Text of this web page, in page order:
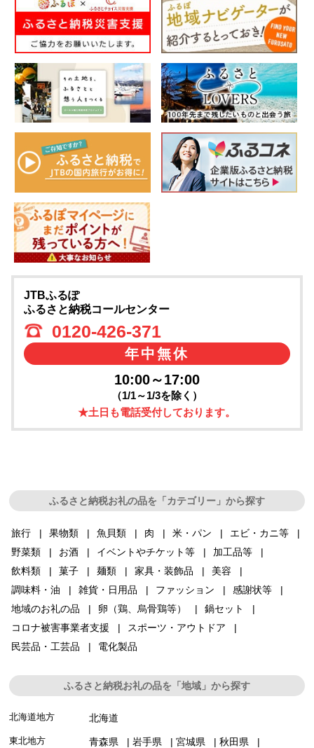
JTBふるぽ
ふるさと納税コールセンター
0120-426-371
年中無休
10:00～17:00
（1/1～1/3を除く）
★土日も電話受付しております。
ふるさと納税お礼の品を「カテゴリー」から探す
旅行 果物類 魚貝類 肉 米・パン
エビ・カニ等
野菜類
お酒 イベントやチケット等
加工品等
飲料類
菓子 麺類 家具・装飾品
美容
調味料・油
雑貨・日用品 ファッション
感謝状等
地域のお礼の品
卵（鶏、烏骨鶏等）
鍋セット
コロナ被害事業者支援
スポーツ・アウトドア
民芸品・工芸品
電化製品
ふるさと納税お礼の品を「地域」から探す
北海道地方 北海道
東北地方 青森県 岩手県 宮城県
秋田県